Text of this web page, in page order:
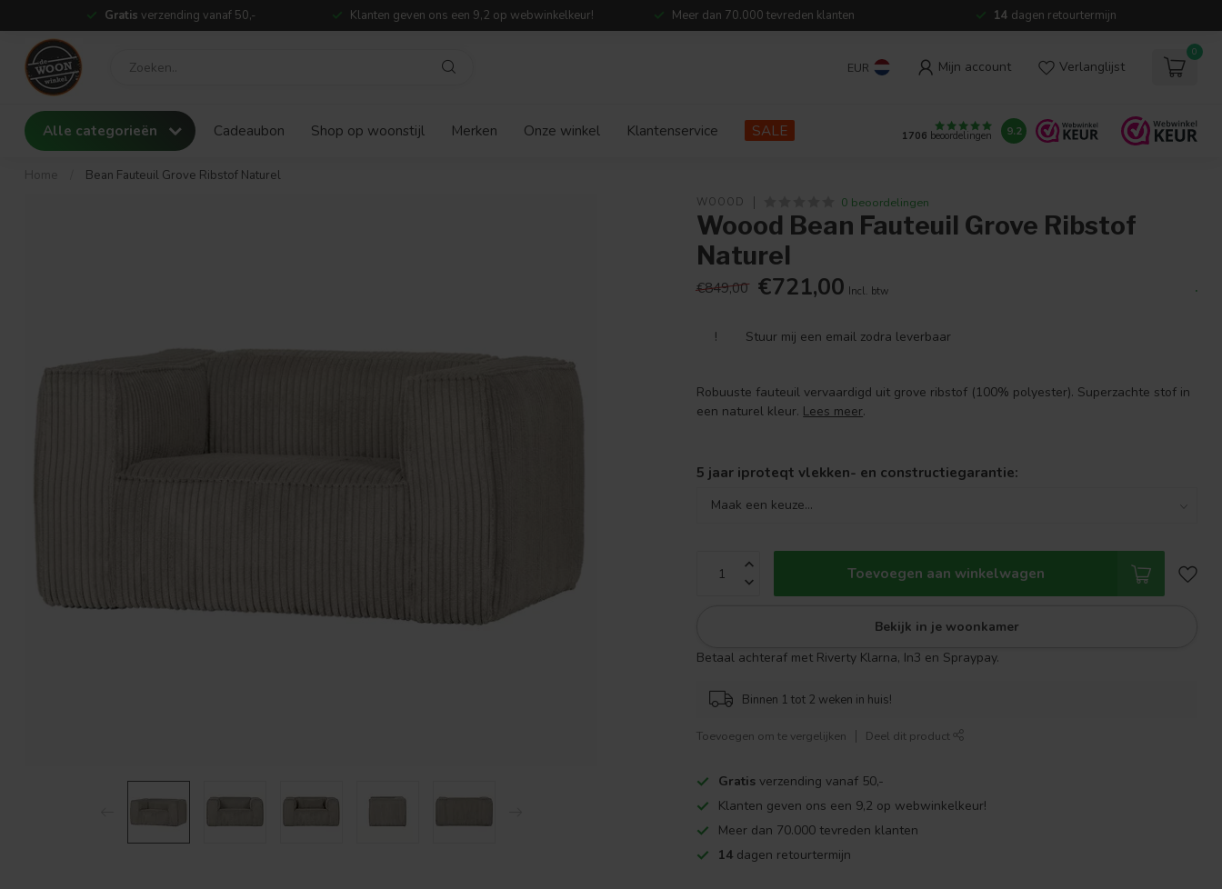
Gratis verzending vanaf 50,- Klanten geven ons een 9,2 op webwinkelkeur! Meer dan 70.000 tevreden klanten 14 dagen retourtermijn
EUR Mijn account Verlanglijst
0
Alle categorieën Cadeaubon Shop op woonstijl Merken Onze winkel Klantenservice SALE 1706 beoordelingen 9.2
Home Bean Fauteuil Grove Ribstof Naturel
WOOOD 0 beoordelingen
Woood Bean Fauteuil Grove Ribstof
Naturel
€849,00 €721,00 Incl. btw .
! Stuur mij een email zodra leverbaar
Robuuste fauteuil vervaardigd uit grove ribstof (100% polyester). Superzachte stof in
een naturel kleur. Lees meer.
5 jaar iproteqt vlekken- en constructiegarantie:
Toevoegen aan winkelwagen
Bekijk in je woonkamer
Betaal achteraf met Riverty Klarna, In3 en Spraypay.
Binnen 1 tot 2 weken in huis!
Toevoegen om te vergelijken Deel dit product
Gratis verzending vanaf 50,-
Klanten geven ons een 9,2 op webwinkelkeur!
Meer dan 70.000 tevreden klanten
14 dagen retourtermijn